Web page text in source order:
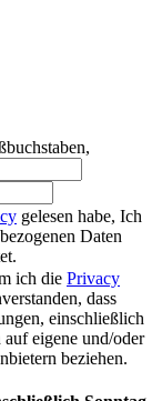
gelesen habe, Ich
Daten
ich die Privacy
dass
einschließlich
eigene und/oder
beziehen.